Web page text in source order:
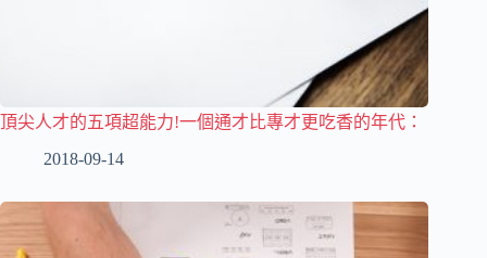
頂尖人才的五項超能力!一個通才比專才更吃香的年代：
2018-09-14